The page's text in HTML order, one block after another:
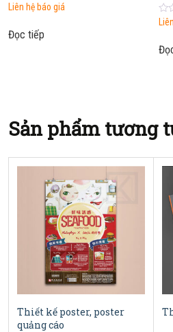
0
5
Liên hệ báo giá
Đọc tiếp
0
5
Sản phẩm tương
Thiết kế poster, poster
quảng cáo